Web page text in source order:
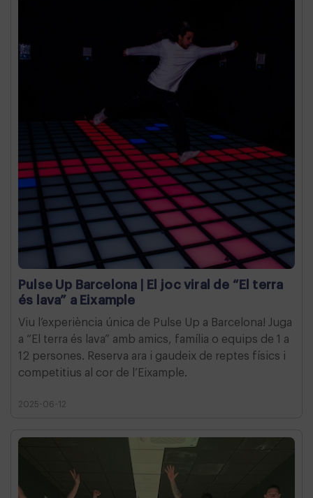
Pulse Up Barcelona | El joc viral de “El terra
és lava” a Eixample
Viu l’experiència única de Pulse Up a Barcelona! Juga
a “El terra és lava” amb amics, família o equips de 1 a
12 persones. Reserva ara i gaudeix de reptes físics i
competitius al cor de l’Eixample.
2025-06-12